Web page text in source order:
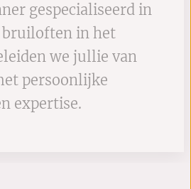
gespecialiseerd in
bruiloften in het
we jullie van
persoonlijke
expertise.